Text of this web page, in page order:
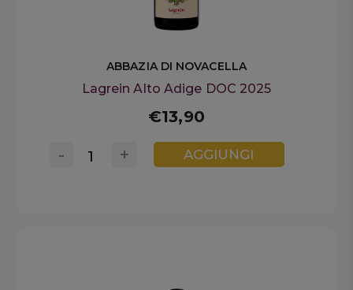
ABBAZIA DI NOVACELLA
Lagrein Alto Adige DOC 2025
€13,90
+
- AGGIUNGI